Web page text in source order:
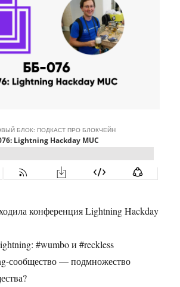
конференция Lightning Hackday
#wumbo и #reckless
сообщество — подмножество